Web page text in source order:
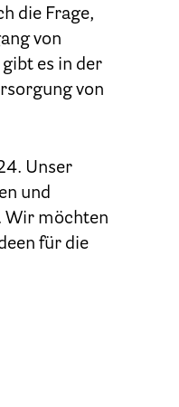
Hospiz
–
Download
die Frage,
von
es in der
von
Unser
und
Wir möchten
für die